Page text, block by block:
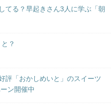
てる？早起きさん3人に学ぶ「朝
？
評「おかしめいと」のスイーツ
ン開催中